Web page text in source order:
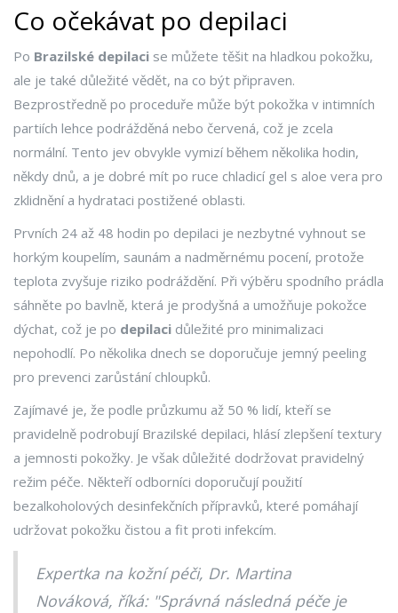
Co očekávat po depilaci
Po Brazilské depilaci se můžete těšit na hladkou pokožku,
ale je také důležité vědět, na co být připraven.
Bezprostředně po proceduře může být pokožka v intimních
partiích lehce podrážděná nebo červená, což je zcela
normální. Tento jev obvykle vymizí během několika hodin,
někdy dnů, a je dobré mít po ruce chladicí gel s aloe vera pro
zklidnění a hydrataci postižené oblasti.
Prvních 24 až 48 hodin po depilaci je nezbytné vyhnout se
horkým koupelím, saunám a nadměrnému pocení, protože
teplota zvyšuje riziko podráždění. Při výběru spodního prádla
sáhněte po bavlně, která je prodyšná a umožňuje pokožce
dýchat, což je po depilaci důležité pro minimalizaci
nepohodlí. Po několika dnech se doporučuje jemný peeling
pro prevenci zarůstání chloupků.
Zajímavé je, že podle průzkumu až 50 % lidí, kteří se
pravidelně podrobují Brazilské depilaci, hlásí zlepšení textury
a jemnosti pokožky. Je však důležité dodržovat pravidelný
režim péče. Někteří odborníci doporučují použití
bezalkoholových desinfekčních přípravků, které pomáhají
udržovat pokožku čistou a fit proti infekcím.
Expertka na kožní péči, Dr. Martina
Nováková, říká: "Správná následná péče je